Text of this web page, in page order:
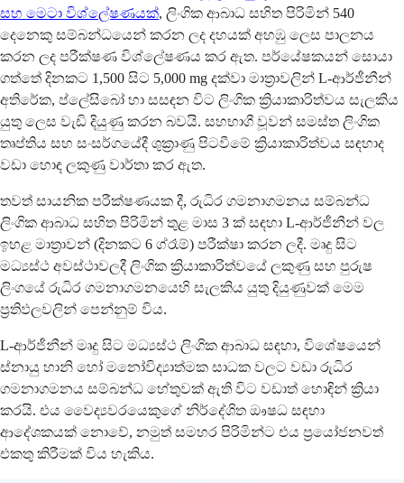
සහ මෙටා විශ්ලේෂණයක්, ලිංගික ආබාධ සහිත පිරිමින් 540
දෙනෙකු සම්බන්ධයෙන් කරන ලද දහයක් අහඹු ලෙස පාලනය
කරන ලද පරීක්ෂණ විශ්ලේෂණය කර ඇත. පර්යේෂකයන් සොයා
ගත්තේ දිනකට 1,500 සිට 5,000 mg දක්වා මාත්‍රාවලින් L-ආර්ජීනීන්
අතිරේක, ප්ලේසිබෝ හා සසඳන විට ලිංගික ක්‍රියාකාරිත්වය සැලකිය
යුතු ලෙස වැඩි දියුණු කරන බවයි. සහභාගී වූවන් සමස්ත ලිංගික
තෘප්තිය සහ සංසර්ගයේදී ශුක්‍රාණු පිටවීමේ ක්‍රියාකාරිත්වය සඳහාද
වඩා හොඳ ලකුණු වාර්තා කර ඇත.
තවත් සායනික පරීක්ෂණයක දී, රුධිර ගමනාගමනය සම්බන්ධ
ලිංගික ආබාධ සහිත පිරිමින් තුළ මාස 3 ක් සඳහා L-ආර්ජීනීන් වල
ඉහළ මාත්‍රාවන් (දිනකට 6 ග්රෑම්) පරීක්ෂා කරන ලදී. මෘදු සිට
මධ්‍යස්ථ අවස්ථාවලදී ලිංගික ක්‍රියාකාරිත්වයේ ලකුණු සහ පුරුෂ
ලිංගයේ රුධිර ගමනාගමනයෙහි සැලකිය යුතු දියුණුවක් මෙම
ප්‍රතිඵලවලින් පෙන්නුම් විය.
L-ආර්ජීනීන් මෘදු සිට මධ්‍යස්ථ ලිංගික ආබාධ සඳහා, විශේෂයෙන්
ස්නායු හානි හෝ මනෝවිද්‍යාත්මක සාධක වලට වඩා රුධිර
ගමනාගමනය සම්බන්ධ හේතුවක් ඇති විට වඩාත් හොඳින් ක්‍රියා
කරයි. එය වෛද්‍යවරයෙකුගේ නිර්දේශිත ඖෂධ සඳහා
ආදේශකයක් නොවේ, නමුත් සමහර පිරිමින්ට එය ප්‍රයෝජනවත්
එකතු කිරීමක් විය හැකිය.